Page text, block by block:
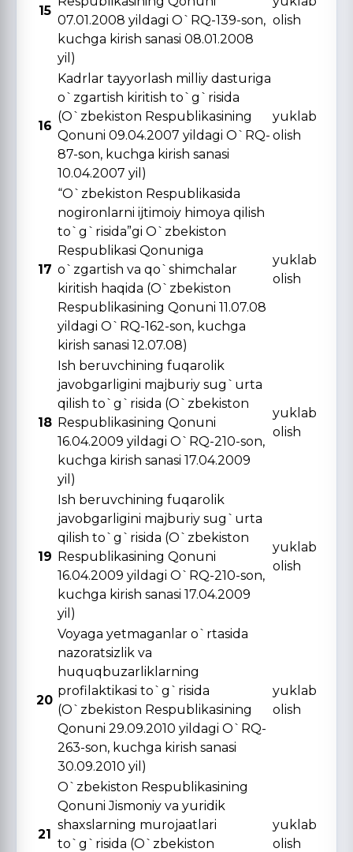
15
07.01.2008 yildagi O`RQ-139-son,
kuchga kirish sanasi 08.01.2008
yil)
olish
16
Kadrlar tayyorlash milliy dasturiga
o`zgartish kiritish to`g`risida
(O`zbekiston Respublikasining
Qonuni 09.04.2007 yildagi O`RQ-
87-son, kuchga kirish sanasi
10.04.2007 yil)
yuklab
olish
17
“O`zbekiston Respublikasida
nogironlarni ijtimoiy himoya qilish
to`g`risida”gi O`zbekiston
Respublikasi Qonuniga
o`zgartish va qo`shimchalar
kiritish haqida (O`zbekiston
Respublikasining Qonuni 11.07.08
yildagi O`RQ-162-son, kuchga
kirish sanasi 12.07.08)
yuklab
olish
18
Ish beruvchining fuqarolik
javobgarligini majburiy sug`urta
qilish to`g`risida (O`zbekiston
Respublikasining Qonuni
16.04.2009 yildagi O`RQ-210-son,
kuchga kirish sanasi 17.04.2009
yil)
yuklab
olish
19
Ish beruvchining fuqarolik
javobgarligini majburiy sug`urta
qilish to`g`risida (O`zbekiston
Respublikasining Qonuni
16.04.2009 yildagi O`RQ-210-son,
kuchga kirish sanasi 17.04.2009
yil)
yuklab
olish
20
Voyaga yetmaganlar o`rtasida
nazoratsizlik va
huquqbuzarliklarning
profilaktikasi to`g`risida
(O`zbekiston Respublikasining
Qonuni 29.09.2010 yildagi O`RQ-
263-son, kuchga kirish sanasi
30.09.2010 yil)
yuklab
olish
21
O`zbekiston Respublikasining
Qonuni Jismoniy va yuridik
shaxslarning murojaatlari
to`g`risida (O`zbekiston
yuklab
olish